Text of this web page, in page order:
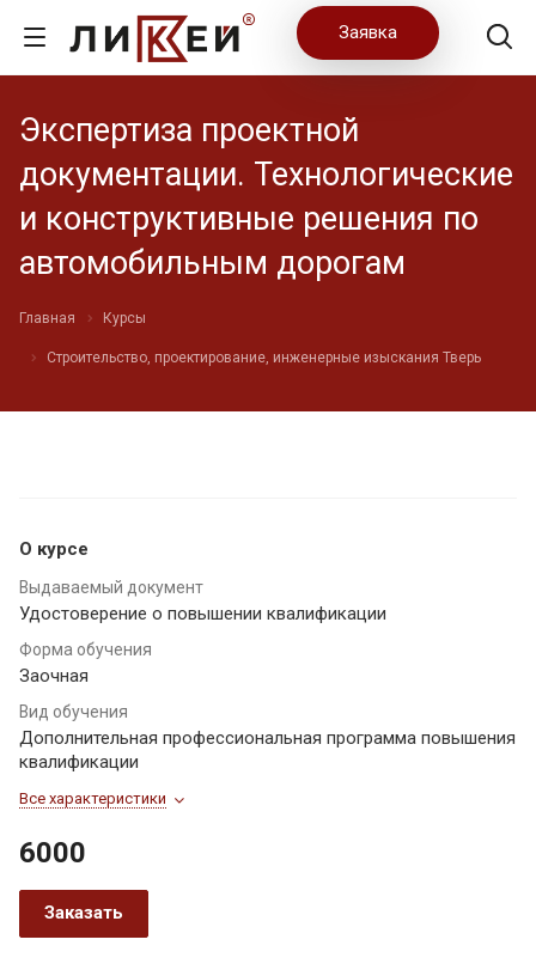
Заявка
Экспертиза проектной
документации. Технологические
и конструктивные решения по
автомобильным дорогам
Главная Курсы
Строительство, проектирование, инженерные изыскания Тверь
О курсе
Выдаваемый документ
Удостоверение о повышении квалификации
Форма обучения
Заочная
Вид обучения
Дополнительная профессиональная программа повышения
квалификации
Все характеристики
6000
Заказать